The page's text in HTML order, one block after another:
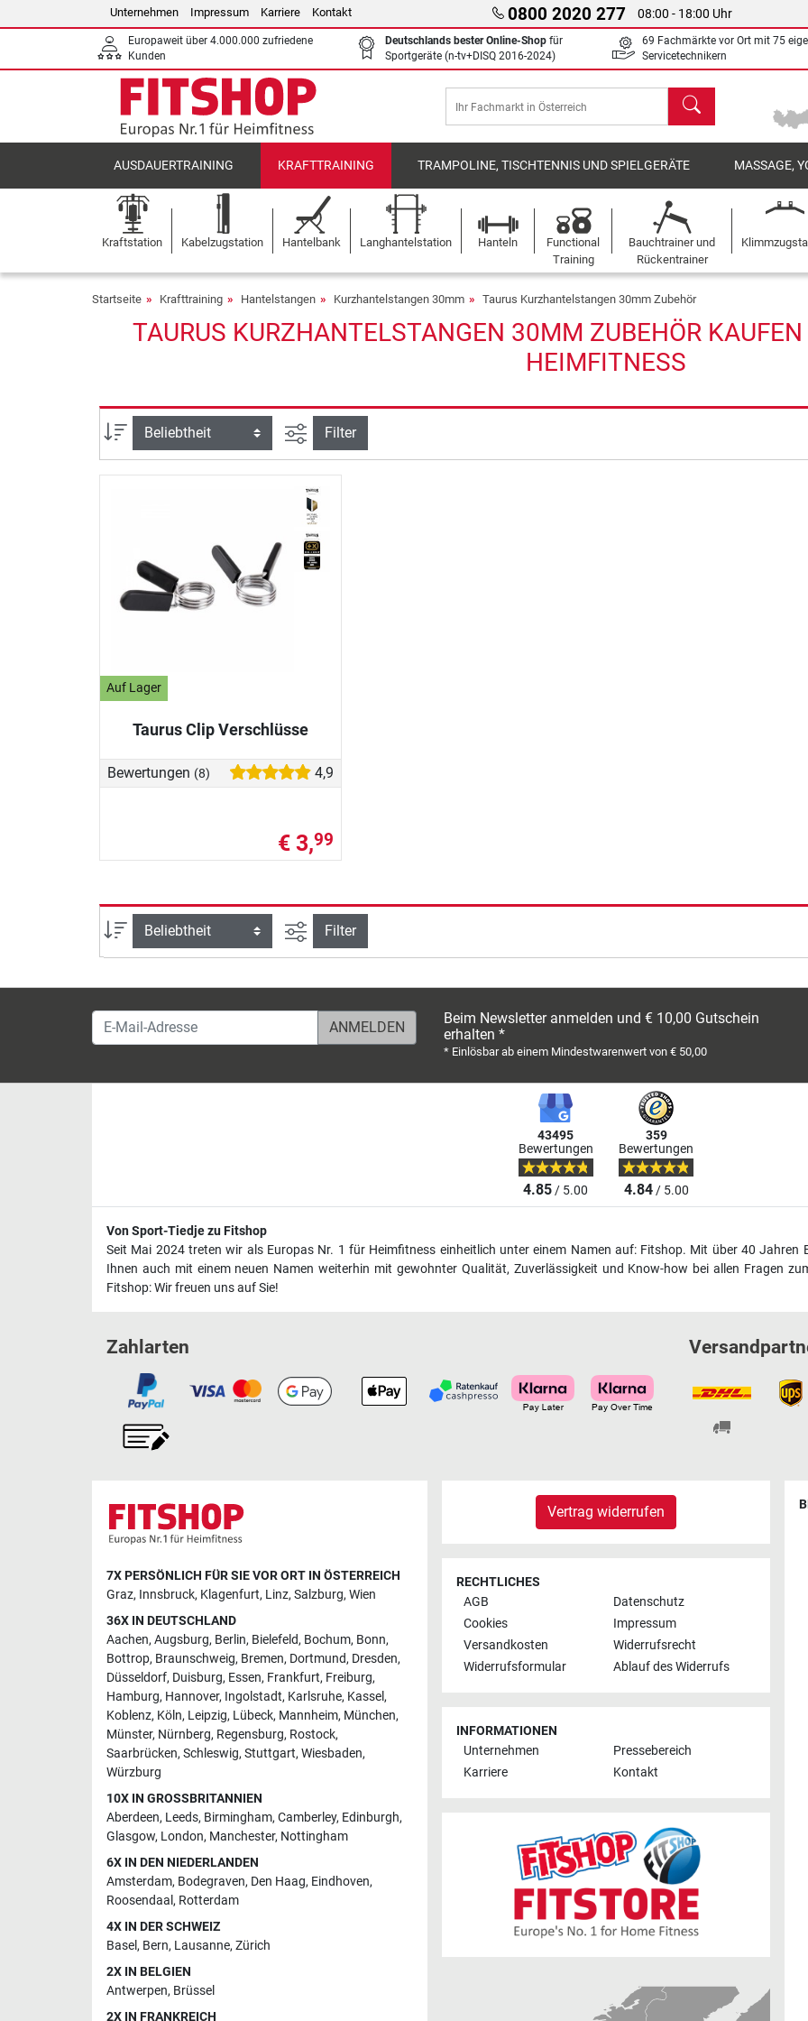
Unternehmen Impressum Karriere Kontakt 0800 2020 277 08:00 - 18:00 Uhr
Europaweit über 4.000.000 zufriedene
Kunden
Deutschlands bester Online-Shop für
Sportgeräte (n-tv+DISQ 2016-2024)
69 Fachmärkte vor Ort mit 75
Servicetechnikern
Suchen
AUSDAUERTRAINING KRAFTTRAINING TRAMPOLINE, TISCHTENNIS UND SPIELGERÄTE MASSAGE,
Kraftstation Kabelzugstation Hantelbank Langhantelstation Hanteln
Functional
Training
Bauchtrainer und
Rückentrainer
Startseite Krafttraining Hantelstangen Kurzhantelstangen 30mm Taurus Kurzhantelstangen 30mm Zubehör
TAURUS KURZHANTELSTANGEN 30MM ZUBEHÖR KAUFEN
HEIMFITNESS
Sortierung Ansicht filtern
Filter
Auf Lager
Taurus Clip Verschlüsse
Bewertungen (8) 4,9
€ 3,99
Sortierung Ansicht filtern
Filter
E-Mail-Adresse
Beim Newsletter anmelden und € 10,00 Gutschein
erhalten *
* Einlösbar ab einem Mindestwarenwert von € 50,00
43495
Bewertungen
4.85/ 5.00
359
Bewertungen
4.84/ 5.00
Von Sport-Tiedje zu Fitshop
Seit Mai 2024 treten wir als Europas Nr. 1 für Heimfitness einheitlich unter einem Namen auf: Fitshop. Mit über 40
Ihnen auch mit einem neuen Namen weiterhin mit gewohnter Qualität, Zuverlässigkeit und Know-how bei allen Fragen
Fitshop: Wir freuen uns auf Sie!
Zahlarten
7X PERSÖNLICH FÜR SIE VOR ORT IN ÖSTERREICH
Graz, Innsbruck, Klagenfurt, Linz, Salzburg, Wien
36X IN DEUTSCHLAND
Aachen, Augsburg, Berlin, Bielefeld, Bochum, Bonn,
Bottrop, Braunschweig, Bremen, Dortmund, Dresden,
Düsseldorf, Duisburg, Essen, Frankfurt, Freiburg,
Hamburg, Hannover, Ingolstadt, Karlsruhe, Kassel,
Koblenz, Köln, Leipzig, Lübeck, Mannheim, München,
Münster, Nürnberg, Regensburg, Rostock,
Saarbrücken, Schleswig, Stuttgart, Wiesbaden,
Würzburg
10X IN GROSSBRITANNIEN
Aberdeen, Leeds, Birmingham, Camberley, Edinburgh,
Glasgow, London, Manchester, Nottingham
6X IN DEN NIEDERLANDEN
Amsterdam, Bodegraven, Den Haag, Eindhoven,
Roosendaal , Rotterdam
4X IN DER SCHWEIZ
Basel, Bern, Lausanne, Zürich
2X IN BELGIEN
Antwerpen, Brüssel
2X IN FRANKREICH
Vertrag widerrufen
RECHTLICHES
AGB
Datenschutz
Cookies
Impressum
Versandkosten
Widerrufsrecht
Widerrufsformular
Ablauf des Widerrufs
INFORMATIONEN
Unternehmen
Pressebereich
Karriere
Kontakt